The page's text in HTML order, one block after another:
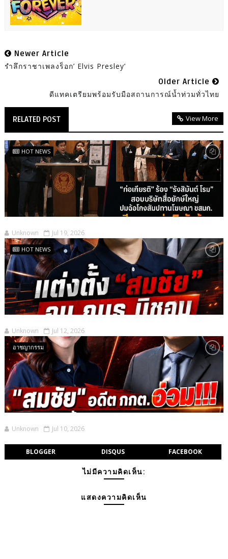
Newer Article
รำลึกราชาเพลงร็อก’ Elvis Presley’
Older Article
ดีแทคเตรียมพร้อมรับมือสถานการณ์น้ำท่วมทั่วไทย
RELATED POST View More
HOT NEWS
Unknown Jul 19, 2026
HOT NEWS
Unknown Jul 12, 2026
อาชญากรรม
Unknown Jul 10, 2026
BLOGGER DISQUS FACEBOOK
ไม่มีความคิดเห็น:
แสดงความคิดเห็น